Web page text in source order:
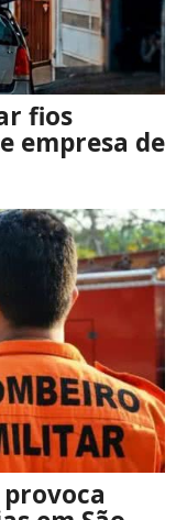
fios
empresa de